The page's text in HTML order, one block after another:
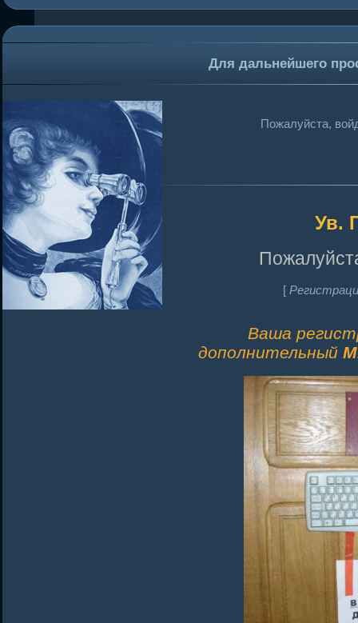
Для дальнейшего
Пожалуйста,
Ув.
[
Ваша
дополнительный